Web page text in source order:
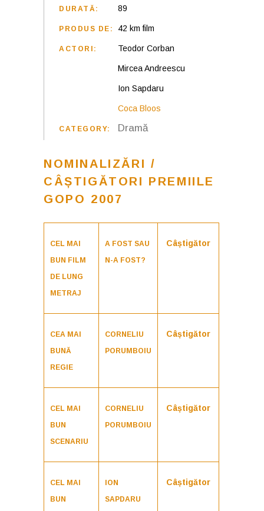
DURATĂ: 89
PRODUS DE: 42 km film
ACTORI: Teodor Corban
Mircea Andreescu
Ion Sapdaru
Coca Bloos
CATEGORY: Dramă
NOMINALIZĂRI /
CÂȘTIGĂTORI PREMIILE
GOPO 2007
CEL MAI
BUN FILM
DE LUNG
METRAJ
A FOST SAU
N-A FOST?
Câștigător
CEA MAI
BUNĂ
REGIE
CORNELIU
PORUMBOIU
Câștigător
CEL MAI
BUN
SCENARIU
CORNELIU
PORUMBOIU
Câștigător
CEL MAI
BUN
ION
SAPDARU
Câștigător